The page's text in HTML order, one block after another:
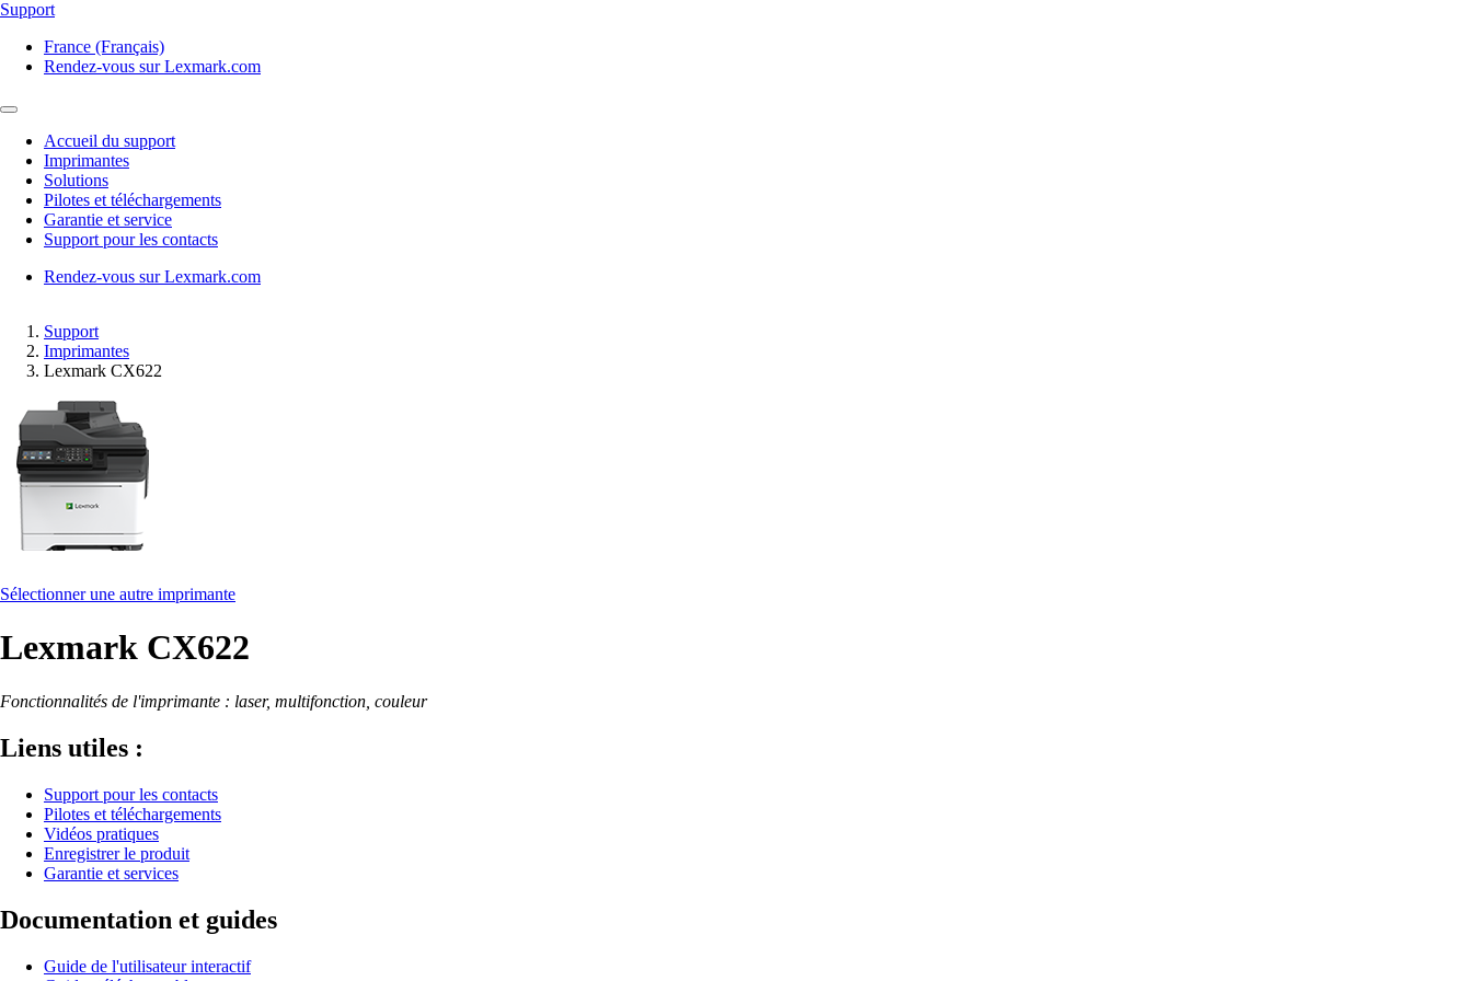
Support
France (Français)
Rendez-vous sur Lexmark.com
Accueil du support
Imprimantes
Solutions
Pilotes et téléchargements
Garantie et service
Support pour les contacts
Rendez-vous sur Lexmark.com
Support
Imprimantes
Lexmark CX622
Sélectionner une autre imprimante
Lexmark CX622
Fonctionnalités de l'imprimante : laser, multifonction, couleur
Liens utiles :
Support pour les contacts
Pilotes et téléchargements
Vidéos pratiques
Enregistrer le produit
Garantie et services
Documentation et guides
Guide de l'utilisateur interactif